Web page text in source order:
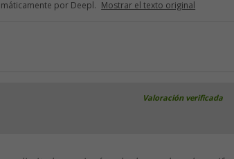
por Deepl. Mostrar el texto original
Valoración verificada